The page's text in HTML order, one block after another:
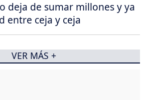
deja de sumar millones y ya
entre ceja y ceja
VER MÁS +